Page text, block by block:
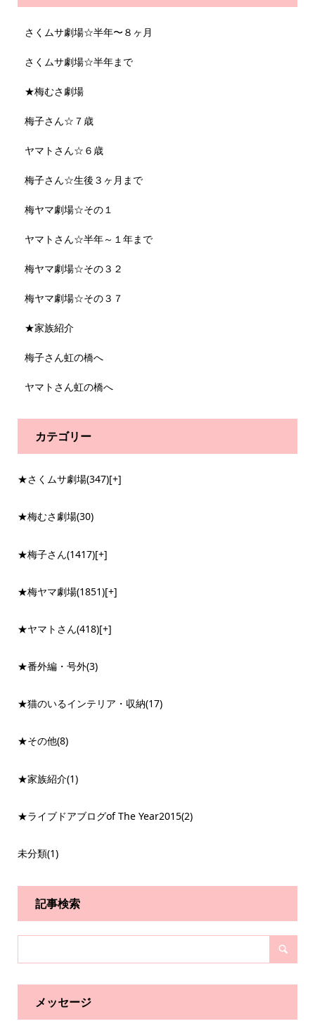
さくムサ劇場☆半年〜８ヶ月
さくムサ劇場☆半年まで
★梅むさ劇場
梅子さん☆７歳
ヤマトさん☆６歳
梅子さん☆生後３ヶ月まで
梅ヤマ劇場☆その１
ヤマトさん☆半年～１年まで
梅ヤマ劇場☆その３２
梅ヤマ劇場☆その３７
★家族紹介
梅子さん虹の橋へ
ヤマトさん虹の橋へ
カテゴリー
★さくムサ劇場(347)[+]
★梅むさ劇場(30)
★梅子さん(1417)[+]
★梅ヤマ劇場(1851)[+]
★ヤマトさん(418)[+]
★番外編・号外(3)
★猫のいるインテリア・収納(17)
★その他(8)
★家族紹介(1)
★ライブドアブログof The Year2015(2)
未分類(1)
記事検索
メッセージ